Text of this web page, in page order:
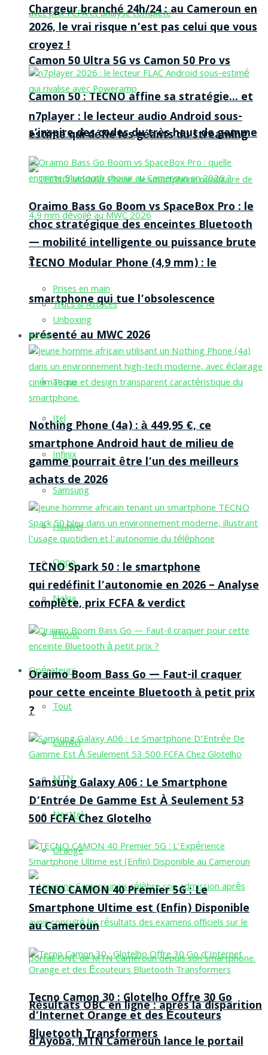
Camon 50 Ultra 5G vs Camon 50 Pro vs
Camon 50 : TECNO affine sa stratégie… et
s’inspire des codes du très haut de gamme
TECNO Modular Phone (4,9 mm) : le
smartphone qui tue l’obsolescence
présenté au MWC 2026
Tecno
Itel
Infinix
Samsung
Huawei
Oppo
Nokia
iPhone
Opérateurs
Tout
Camtel
MTN
Nexttel
Orange
Résultats OBC en ligne : après la disparition
d’Ayoba, MTN Cameroun lance le portail
Chargeur branché 24h/24 : au Cameroun en
2026, le vrai risque n’est pas celui que vous
croyez !
n7player : le lecteur audio Android sous-
estimé qui défie les géants du streaming
Oraimo Bass Go Boom vs SpaceBox Pro : le
choc stratégique des enceintes Bluetooth
— mobilité intelligente ou puissance brute
?
Prises en main
Trucs & Astuces
Unboxing
Revue
Nothing Phone (4a) : à 449,95 €, ce
smartphone Android haut de milieu de
gamme pourrait être l’un des meilleurs
achats de 2026
TECNO Spark 50 : le smartphone
qui redéfinit l’autonomie en 2026 – Analyse
complète, prix FCFA & verdict
Oraimo Boom Bass Go — Faut-il craquer
pour cette enceinte Bluetooth à petit prix
?
Samsung Galaxy A06 : Le Smartphone
D’Entrée De Gamme Est À Seulement 53
500 FCFA Chez Glotelho
TECNO CAMON 40 Premier 5G : Le
Smartphone Ultime est (Enfin) Disponible
au Cameroun
Tecno Camon 30 : Glotelho Offre 30 Go
d’Internet Orange et des Écouteurs
Bluetooth Transformers